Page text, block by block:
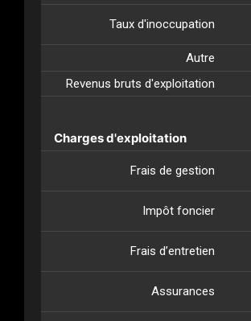
Taux d'inoccupation
Autre
Revenus bruts d'exploitation
Charges d'exploitation
Frais de gestion
Impôt foncier
Frais d’entretien
Assurances